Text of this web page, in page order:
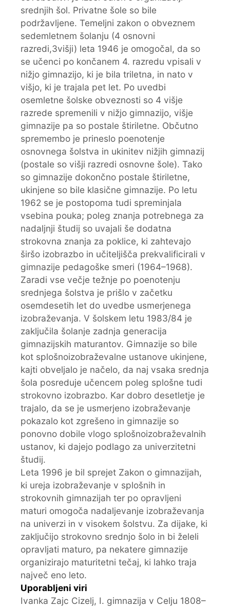
srednjih šol. Privatne šole so bile
podržavljene. Temeljni zakon o obveznem
sedemletnem šolanju (4 osnovni
razredi,3višji) leta 1946 je omogočal, da so
se učenci po končanem 4. razredu vpisali v
nižjo gimnazijo, ki je bila triletna, in nato v
višjo, ki je trajala pet let. Po uvedbi
osemletne šolske obveznosti so 4 višje
razrede spremenili v nižjo gimnazijo, višje
gimnazije pa so postale štiriletne. Občutno
spremembo je prineslo poenotenje
osnovnega šolstva in ukinitev nižjih gimnazij
(postale so višji razredi osnovne šole). Tako
so gimnazije dokončno postale štiriletne,
ukinjene so bile klasične gimnazije. Po letu
1962 se je postopoma tudi spreminjala
vsebina pouka; poleg znanja potrebnega za
nadaljnji študij so uvajali še dodatna
strokovna znanja za poklice, ki zahtevajo
širšo izobrazbo in učiteljišča prekvalificirali v
gimnazije pedagoške smeri (1964–1968).
Zaradi vse večje težnje po poenotenju
srednjega šolstva je prišlo v začetku
osemdesetih let do uvedbe usmerjenega
izobraževanja. V šolskem letu 1983/84 je
zaključila šolanje zadnja generacija
gimnazijskih maturantov. Gimnazije so bile
kot splošnoizobraževalne ustanove ukinjene,
kajti obveljalo je načelo, da naj vsaka srednja
šola posreduje učencem poleg splošne tudi
strokovno izobrazbo. Kar dobro desetletje je
trajalo, da se je usmerjeno izobraževanje
pokazalo kot zgrešeno in gimnazije so
ponovno dobile vlogo splošnoizobraževalnih
ustanov, ki dajejo podlago za univerzitetni
študij.
Leta 1996 je bil sprejet Zakon o gimnazijah,
ki ureja izobraževanje v splošnih in
strokovnih gimnazijah ter po opravljeni
maturi omogoča nadaljevanje izobraževanja
na univerzi in v visokem šolstvu. Za dijake, ki
zaključijo strokovno srednjo šolo in bi želeli
opravljati maturo, pa nekatere gimnazije
organizirajo maturitetni tečaj, ki lahko traja
največ eno leto.
Uporabljeni viri
Ivanka Zajc Cizelj, I. gimnazija v Celju 1808–